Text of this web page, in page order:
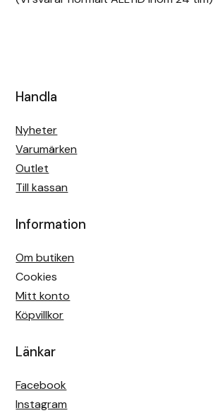
Handla
Nyheter
Varumärken
Outlet
Till kassan
Information
Om butiken
Cookies
Mitt konto
Köpvillkor
Länkar
Facebook
Instagram